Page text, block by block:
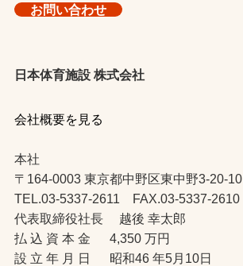
お問い合わせ
日本体育施設 株式会社
会社概要を見る
本社
〒164-0003 東京都中野区東中野3-20-10
TEL.03-5337-2611 FAX.03-5337-2610
代表取締役社長 越後 幸太郎
払 込 資 本 金 4,350 万円
設 立 年 月 日 昭和46 年5月10日